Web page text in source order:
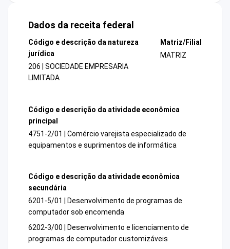
Dados da receita federal
Código e descrição da natureza
jurídica
206 | SOCIEDADE EMPRESARIA
LIMITADA
Matriz/Filial
MATRIZ
Código e descrição da atividade econômica
principal
4751-2/01 | Comércio varejista especializado de
equipamentos e suprimentos de informática
Código e descrição da atividade econômica
secundária
6201-5/01 | Desenvolvimento de programas de
computador sob encomenda
6202-3/00 | Desenvolvimento e licenciamento de
programas de computador customizáveis